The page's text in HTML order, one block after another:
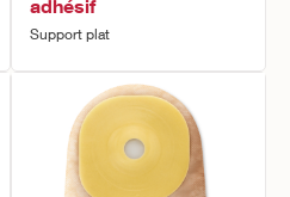
adhésif
Support plat